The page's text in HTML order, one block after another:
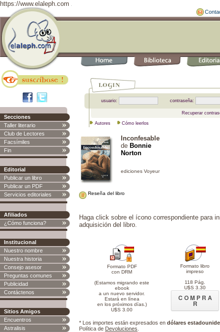
https://www.elaleph.com
Secciones
Taller literario
Club de Lectores
Facsímiles
Fin
Editorial
Publicar un libro
Publicar un PDF
Servicios editoriales
Afiliados
¿Cómo funciona?
Institucional
Nuestro nombre
Nuestra historia
Consejo asesor
Preguntas comunes
Publicidad
Contáctenos
Sitios Amigos
Encuentros
Astralisis
usuario: contraseña:
Recuperar
Autores Cómo leerlos
Inconfesable
de Bonnie
Norton
Reseña del libro
Haga click sobre el ícono correspondiente para
adquisición del libro.
Formato PDF
con DRM
(Estamos migrando este
ebook
a un nuevo servidor.
Estará en línea
en los próximos días.)
U$S 3.00
Formato libro
impreso
118 Pág.
U$S 3.30
C O M P R A
R
* Los importes están expresados en dólares
Política de Devoluciones